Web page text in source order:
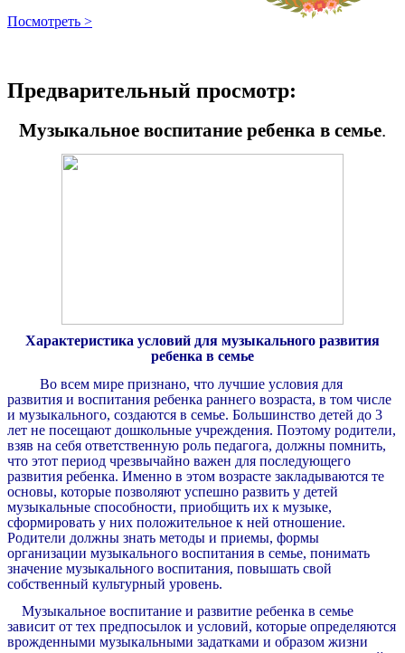
Посмотреть >
Предварительный просмотр:
Музыкальное воспитание ребенка в семье.
Характеристика условий для музыкального развития
ребенка в семье
Во всем мире признано, что лучшие условия для
развития и воспитания ребенка раннего возраста, в том числе
и музыкального, создаются в семье. Большинство детей до 3
лет не посещают дошкольные учреждения. Поэтому родители,
взяв на себя ответственную роль педагога, должны помнить,
что этот период чрезвычайно важен для последующего
развития ребенка. Именно в этом возрасте закладываются те
основы, которые позволяют успешно развить у детей
музыкальные способности, приобщить их к музыке,
сформировать у них положительное к ней отношение.
Родители должны знать методы и приемы, формы
организации музыкального воспитания в семье, понимать
значение музыкального воспитания, повышать свой
собственный культурный уровень.
Музыкальное воспитание и развитие ребенка в семье
зависит от тех предпосылок и условий, которые определяются
врожденными музыкальными задатками и образом жизни